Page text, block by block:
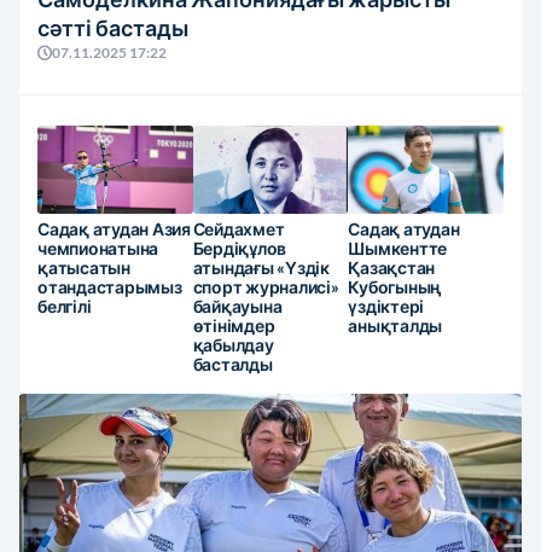
сәтті бастады
07.11.2025 17:22
Садақ атудан Азия
чемпионатына
қатысатын
отандастарымыз
белгілі
Сейдахмет
Бердіқұлов
атындағы «Үздік
спорт журналисі»
байқауына
өтінімдер
қабылдау
басталды
Садақ атудан
Шымкентте
Қазақстан
Кубогының
үздіктері
анықталды